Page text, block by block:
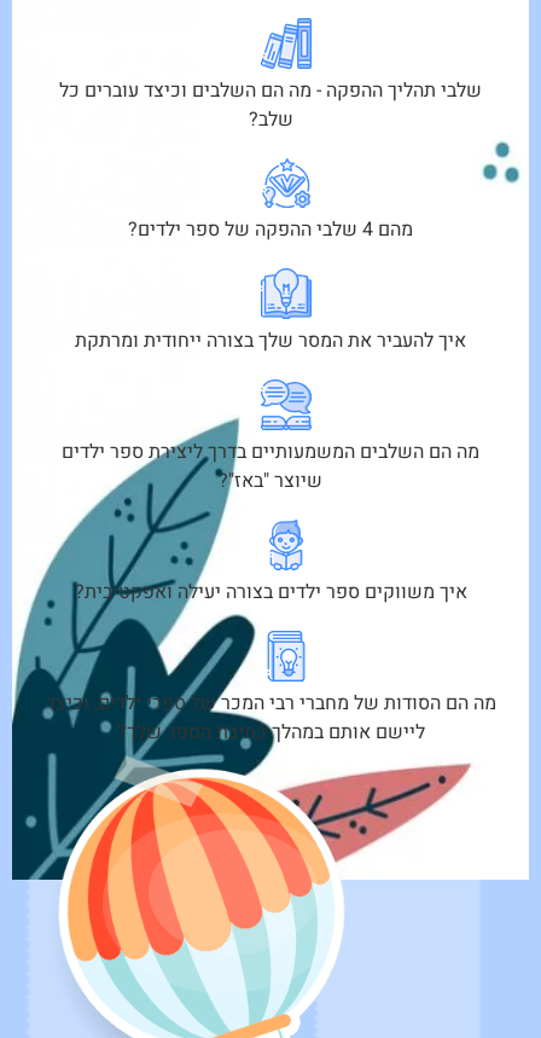
שלבי תהליך ההפקה - מה הם השלבים וכיצד עוברים כל
שלב?
מהם 4 שלבי ההפקה של ספר ילדים?
איך להעביר את המסר שלך בצורה ייחודית ומרתקת
מה הם השלבים המשמעותיים בדרך ליצירת ספר ילדים
שיוצר "באז"?
איך משווקים ספר ילדים בצורה יעילה ואפקטיבית?
מה הם הסודות של מחברי רבי המכר של ספרי ילדים, וכיצד
ליישם אותם במהלך כתיבת הספר שלך?